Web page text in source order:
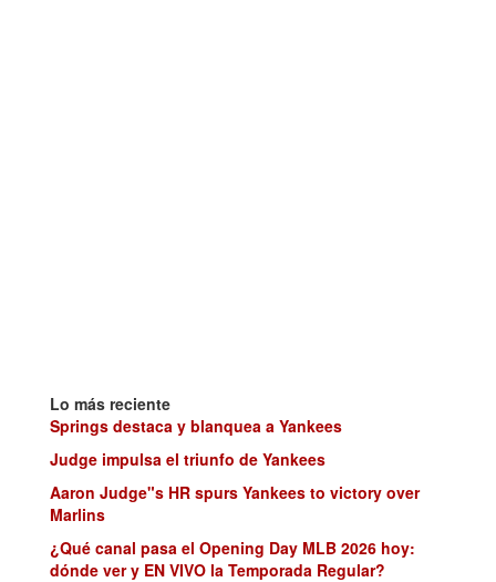
Lo más reciente
Springs destaca y blanquea a Yankees
Judge impulsa el triunfo de Yankees
Aaron Judge"s HR spurs Yankees to victory over
Marlins
¿Qué canal pasa el Opening Day MLB 2026 hoy:
dónde ver y EN VIVO la Temporada Regular?